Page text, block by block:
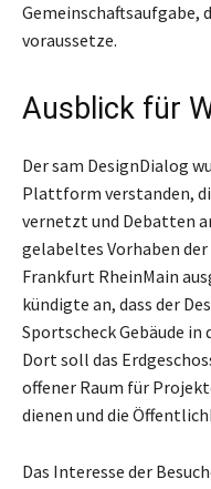
Gemeinschaftsaufgabe,
voraussetze.
Ausblick für
Der sam DesignDialog
Plattform verstanden,
vernetzt und Debatten
gelabeltes Vorhaben
Frankfurt RheinMain
kündigte an, dass der
Sportscheck Gebäude
Dort soll das
offener Raum für
dienen und die
Das Interesse der